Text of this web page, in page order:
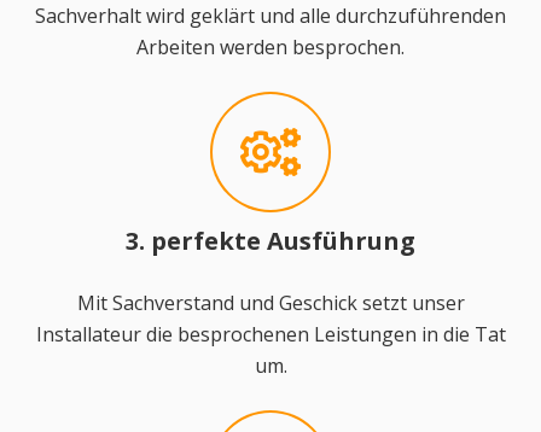
Sachverhalt wird geklärt und alle durchzuführenden
Arbeiten werden besprochen.
3. perfekte Ausführung
Mit Sachverstand und Geschick setzt unser
Installateur die besprochenen Leistungen in die Tat
um.